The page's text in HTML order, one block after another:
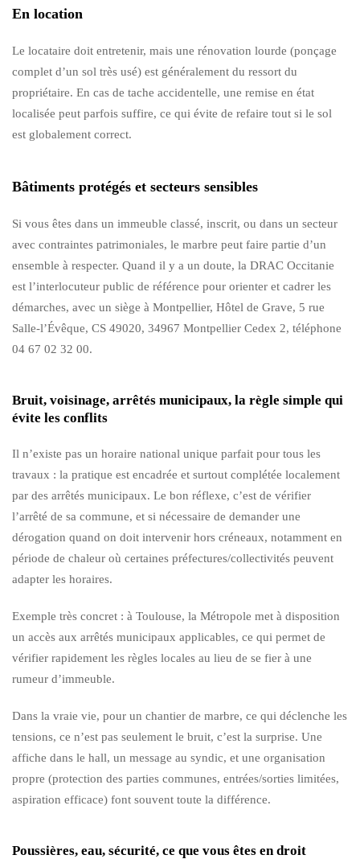
En location
Le locataire doit entretenir, mais une rénovation lourde (ponçage
complet d’un sol très usé) est généralement du ressort du
propriétaire. En cas de tache accidentelle, une remise en état
localisée peut parfois suffire, ce qui évite de refaire tout si le sol
est globalement correct.
Bâtiments protégés et secteurs sensibles
Si vous êtes dans un immeuble classé, inscrit, ou dans un secteur
avec contraintes patrimoniales, le marbre peut faire partie d’un
ensemble à respecter. Quand il y a un doute, la DRAC Occitanie
est l’interlocuteur public de référence pour orienter et cadrer les
démarches, avec un siège à Montpellier, Hôtel de Grave, 5 rue
Salle-l’Évêque, CS 49020, 34967 Montpellier Cedex 2, téléphone
04 67 02 32 00.
Bruit, voisinage, arrêtés municipaux, la règle simple qui
évite les conflits
Il n’existe pas un horaire national unique parfait pour tous les
travaux : la pratique est encadrée et surtout complétée localement
par des arrêtés municipaux. Le bon réflexe, c’est de vérifier
l’arrêté de sa commune, et si nécessaire de demander une
dérogation quand on doit intervenir hors créneaux, notamment en
période de chaleur où certaines préfectures/collectivités peuvent
adapter les horaires.
Exemple très concret : à Toulouse, la Métropole met à disposition
un accès aux arrêtés municipaux applicables, ce qui permet de
vérifier rapidement les règles locales au lieu de se fier à une
rumeur d’immeuble.
Dans la vraie vie, pour un chantier de marbre, ce qui déclenche les
tensions, ce n’est pas seulement le bruit, c’est la surprise. Une
affiche dans le hall, un message au syndic, et une organisation
propre (protection des parties communes, entrées/sorties limitées,
aspiration efficace) font souvent toute la différence.
Poussières, eau, sécurité, ce que vous êtes en droit